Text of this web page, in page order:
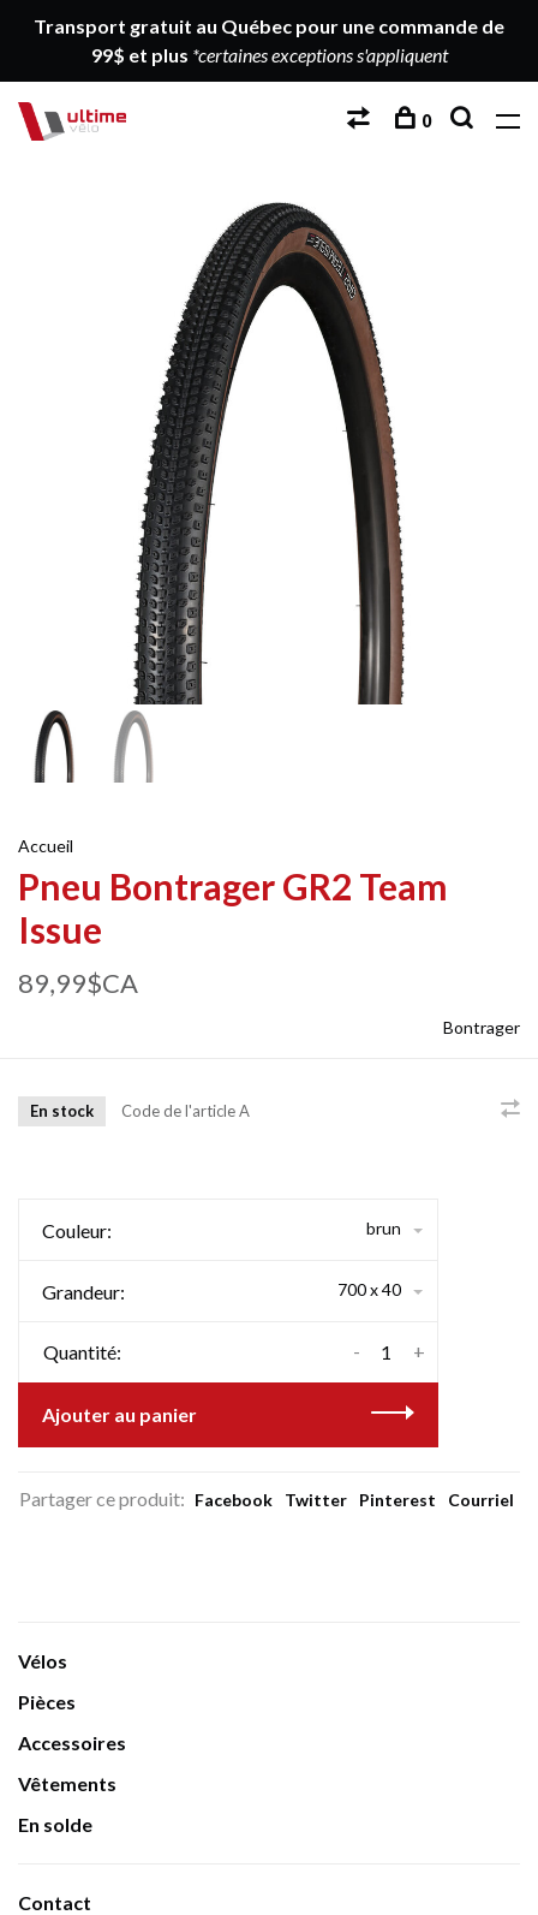
Transport gratuit au Québec pour une commande de
99$ et plus *certaines exceptions s'appliquent
0
Accueil
Pneu Bontrager GR2 Team
Issue
89,99$CA
Bontrager
En stock Code de l'articleA
Couleur: brun
Grandeur: 700 x 40
Quantité: +
-
Ajouter au panier
Partager ce produit: Facebook Twitter Pinterest Courriel
Vélos
Pièces
Accessoires
Vêtements
En solde
Contact